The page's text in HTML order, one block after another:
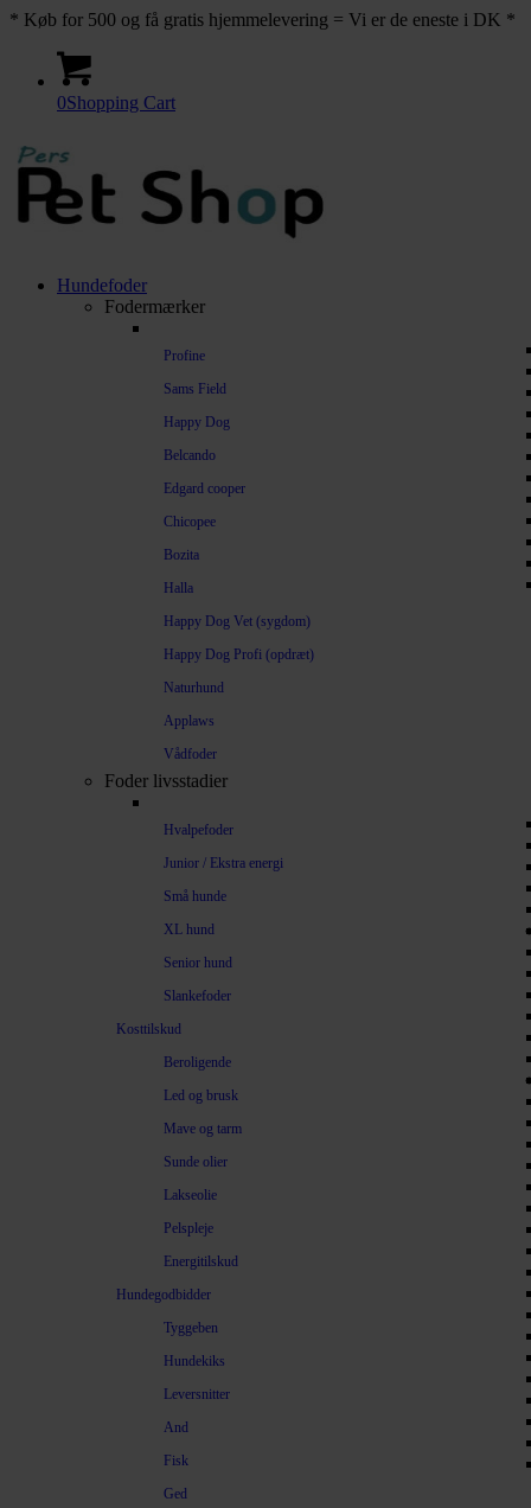
* Køb for 500 og få gratis hjemmelevering = Vi er de eneste i DK *
0Shopping Cart
Hundefoder
Fodermærker
Profine
Sams Field
Happy Dog
Belcando
Edgard cooper
Chicopee
Bozita
Halla
Happy Dog Vet (sygdom)
Happy Dog Profi (opdræt)
Naturhund
Applaws
Vådfoder
Foder livsstadier
Hvalpefoder
Junior / Ekstra energi
Små hunde
XL hund
Senior hund
Slankefoder
Kosttilskud
Beroligende
Led og brusk
Mave og tarm
Sunde olier
Lakseolie
Pelspleje
Energitilskud
Hundegodbidder
Tyggeben
Hundekiks
Leversnitter
And
Fisk
Ged